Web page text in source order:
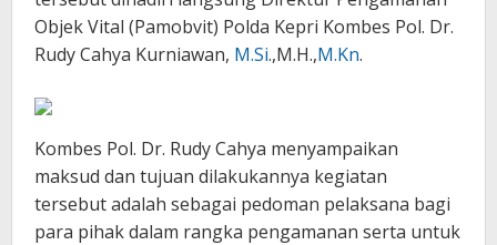
Objek Vital (Pamobvit) Polda Kepri Kombes Pol. Dr.
Rudy Cahya Kurniawan, M.Si.,M.H.,M.Kn.
Kombes Pol. Dr. Rudy Cahya menyampaikan
maksud dan tujuan dilakukannya kegiatan
tersebut adalah sebagai pedoman pelaksana bagi
para pihak dalam rangka pengamanan serta untuk